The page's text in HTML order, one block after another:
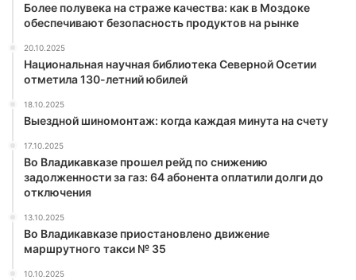
Более полувека на страже качества: как в Моздоке
обеспечивают безопасность продуктов на рынке
20.10.2025
Национальная научная библиотека Северной Осетии
отметила 130-летний юбилей
18.10.2025
Выездной шиномонтаж: когда каждая минута на счету
17.10.2025
Во Владикавказе прошел рейд по снижению
задолженности за газ: 64 абонента оплатили долги до
отключения
13.10.2025
Во Владикавказе приостановлено движение
маршрутного такси № 35
10.10.2025